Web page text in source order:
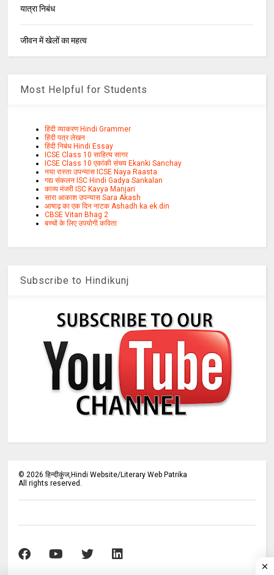
यात्रा निबंध
जीवन में खेलों का महत्व
Most Helpful for Students
हिंदी व्याकरण Hindi Grammer
हिंदी पत्र लेखन
हिंदी निबंध Hindi Essay
ICSE Class 10 साहित्य सागर
ICSE Class 10 एकांकी संचय Ekanki Sanchay
नया रास्ता उपन्यास ICSE Naya Raasta
गद्य संकलन ISC Hindi Gadya Sankalan
काव्य मंजरी ISC Kavya Manjari
सारा आकाश उपन्यास Sara Akash
आषाढ़ का एक दिन नाटक Ashadh ka ek din
CBSE Vitan Bhag 2
बच्चों के लिए उपयोगी कविता
Subscribe to Hindikunj
©2026 हिन्दीकुंज,Hindi Website/Literary Web Patrika
All rights reserved.